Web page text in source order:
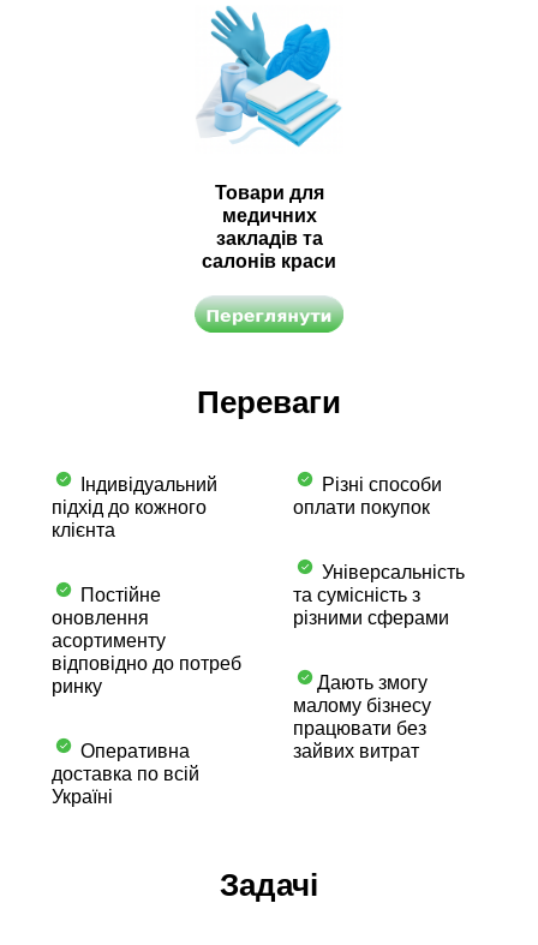
Товари для
медичних
закладів та
салонів краси
Переваги
Індивідуальний
підхід до кожного
клієнта
Постійне
оновлення
асортименту
відповідно до потреб
ринку
Оперативна
доставка по всій
Україні
Різні способи
оплати покупок
Універсальність
та сумісність з
різними сферами
Дають змогу
малому бізнесу
працювати без
зайвих витрат
Задачі